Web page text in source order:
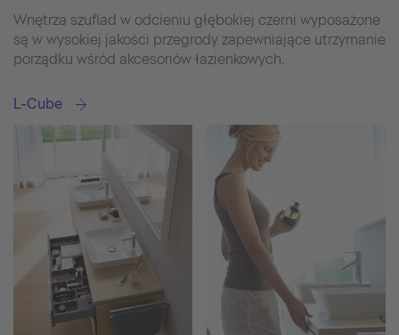
Wnętrza szuflad w odcieniu głębokiej czerni wyposażone
są w wysokiej jakości przegrody zapewniające utrzymanie
porządku wśród akcesoriów łazienkowych.
L-Cube